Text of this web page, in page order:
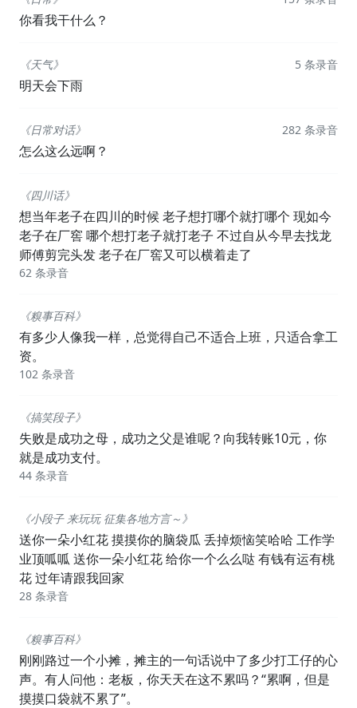
你看我干什么？
《天气》
明天会下雨
5 条录音
《日常对话》
怎么这么远啊？
282 条录音
《四川话》
想当年老子在四川的时候 老子想打哪个就打哪个 现如今
老子在厂窖 哪个想打老子就打老子 不过自从今早去找龙
师傅剪完头发 老子在厂窖又可以横着走了
62 条录音
《糗事百科》
有多少人像我一样，总觉得自己不适合上班，只适合拿工
资。
102 条录音
《搞笑段子》
失败是成功之母，成功之父是谁呢？向我转账10元，你
就是成功支付。
44 条录音
《小段子 来玩玩 征集各地方言～》
送你一朵小红花 摸摸你的脑袋瓜 丢掉烦恼笑哈哈 工作学
业顶呱呱 送你一朵小红花 给你一个么么哒 有钱有运有桃
花 过年请跟我回家
28 条录音
《糗事百科》
刚刚路过一个小摊，摊主的一句话说中了多少打工仔的心
声。有人问他：老板，你天天在这不累吗？“累啊，但是
摸摸口袋就不累了”。